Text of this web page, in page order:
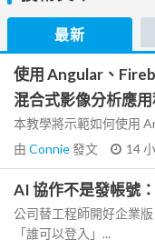
最新
使用 Angular、
混合式影像分析應
本教學將示範如何使用
由 Connie發文 14
AI 協作不是發帳號
公司替工程師開好企業
「誰可以登入」...